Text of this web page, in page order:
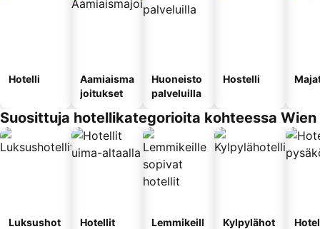
Hotelli
Aamiaisma
joitukset
Huoneisto
palveluilla
Hostelli
Suosittuja hotellikategorioita kohteessa Wien
Luksushot
Hotellit
Lemmikeill
Kylpylähot